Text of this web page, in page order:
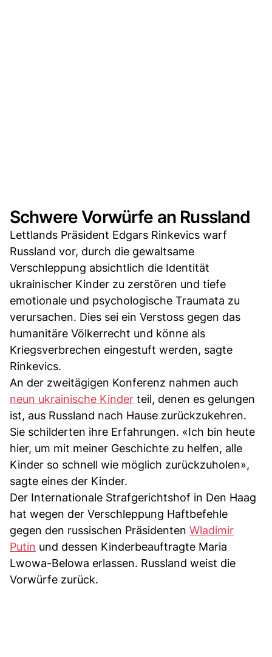
Schwere Vorwürfe an Russland
Lettlands Präsident Edgars Rinkevics warf
Russland vor, durch die gewaltsame
Verschleppung absichtlich die Identität
ukrainischer Kinder zu zerstören und tiefe
emotionale und psychologische Traumata zu
verursachen. Dies sei ein Verstoss gegen das
humanitäre Völkerrecht und könne als
Kriegsverbrechen eingestuft werden, sagte
Rinkevics.
An der zweitägigen Konferenz nahmen auch
neun ukrainische Kinder teil, denen es gelungen
ist, aus Russland nach Hause zurückzukehren.
Sie schilderten ihre Erfahrungen. «Ich bin heute
hier, um mit meiner Geschichte zu helfen, alle
Kinder so schnell wie möglich zurückzuholen»,
sagte eines der Kinder.
Der Internationale Strafgerichtshof in Den Haag
hat wegen der Verschleppung Haftbefehle
gegen den russischen Präsidenten Wladimir
Putin und dessen Kinderbeauftragte Maria
Lwowa-Belowa erlassen. Russland weist die
Vorwürfe zurück.